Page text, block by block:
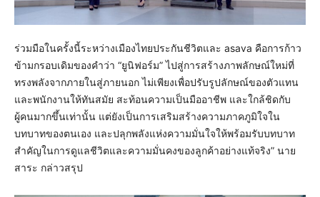
ร่วมมือในครั้งนี้ระหว่างเมืองไทยประกันชีวิตและ asava คือการก้าว
ข้ามกรอบเดิมของคำว่า “ยูนิฟอร์ม” ไปสู่การสร้างภาพลักษณ์ใหม่ที่
ทรงพลังจากภายในสู่ภายนอก ไม่เพียงเพื่อปรับรูปลักษณ์ของตัวแทน
และพนักงานให้ทันสมัย สะท้อนความเป็นมืออาชีพ และใกล้ชิดกับ
ผู้คนมากขึ้นเท่านั้น แต่ยังเป็นการเสริมสร้างความภาคภูมิใจใน
บทบาทของตนเอง และปลุกพลังแห่งความมั่นใจให้พร้อมรับบทบาท
สำคัญในการดูแลชีวิตและความมั่นคงของลูกค้าอย่างแท้จริง” นาย
สาระ กล่าวสรุป